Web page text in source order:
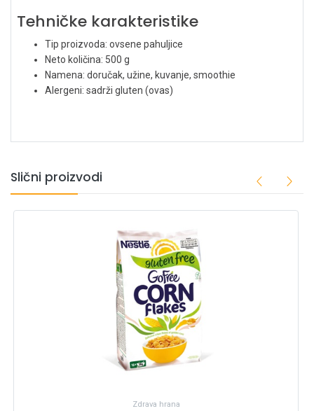
Tehničke karakteristike
Tip proizvoda: ovsene pahuljice
Neto količina: 500 g
Namena: doručak, užine, kuvanje, smoothie
Alergeni: sadrži gluten (ovas)
Slični proizvodi
Zdrava hrana